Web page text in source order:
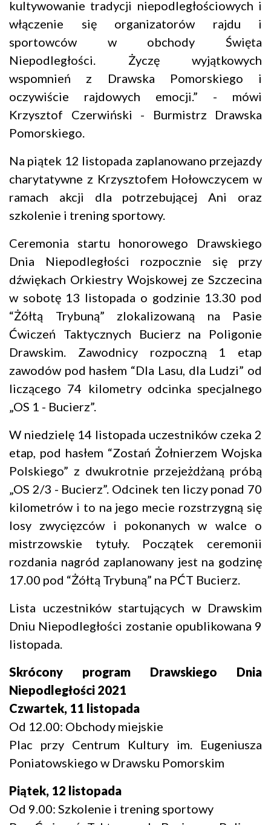
kultywowanie tradycji niepodległościowych i
włączenie się organizatorów rajdu i
sportowców w obchody Święta
Niepodległości. Życzę wyjątkowych
wspomnień z Drawska Pomorskiego i
oczywiście rajdowych emocji.” - mówi
Krzysztof Czerwiński - Burmistrz Drawska
Pomorskiego.
Na piątek 12 listopada zaplanowano przejazdy
charytatywne z Krzysztofem Hołowczycem w
ramach akcji dla potrzebującej Ani oraz
szkolenie i trening sportowy.
Ceremonia startu honorowego Drawskiego
Dnia Niepodległości rozpocznie się przy
dźwiękach Orkiestry Wojskowej ze Szczecina
w sobotę 13 listopada o godzinie 13.30 pod
“Żółtą Trybuną” zlokalizowaną na Pasie
Ćwiczeń Taktycznych Bucierz na Poligonie
Drawskim. Zawodnicy rozpoczną 1 etap
zawodów pod hasłem “Dla Lasu, dla Ludzi” od
liczącego 74 kilometry odcinka specjalnego
„OS 1 - Bucierz”.
W niedzielę 14 listopada uczestników czeka 2
etap, pod hasłem “Zostań Żołnierzem Wojska
Polskiego” z dwukrotnie przejeżdżaną próbą
„OS 2/3 - Bucierz”. Odcinek ten liczy ponad 70
kilometrów i to na jego mecie rozstrzygną się
losy zwycięzców i pokonanych w walce o
mistrzowskie tytuły. Początek ceremonii
rozdania nagród zaplanowany jest na godzinę
17.00 pod “Żółtą Trybuną” na PĆT Bucierz.
Lista uczestników startujących w Drawskim
Dniu Niepodległości zostanie opublikowana 9
listopada.
Skrócony program Drawskiego Dnia
Niepodległości 2021
Czwartek, 11 listopada
Od 12.00: Obchody miejskie
Plac przy Centrum Kultury im. Eugeniusza
Poniatowskiego w Drawsku Pomorskim
Piątek, 12 listopada
Od 9.00: Szkolenie i trening sportowy